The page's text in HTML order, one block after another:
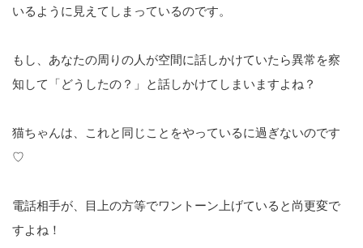
いるように見えてしまっているのです。
もし、あなたの周りの人が空間に話しかけていたら異常を察
知して「どうしたの？」と話しかけてしまいますよね？
猫ちゃんは、これと同じことをやっているに過ぎないのです
♡
電話相手が、目上の方等でワントーン上げていると尚更変で
すよね！